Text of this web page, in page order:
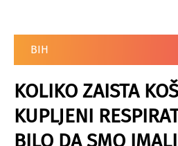
BIH
KOLIKO ZAISTA
KUPLJENI
BILO DA SMO